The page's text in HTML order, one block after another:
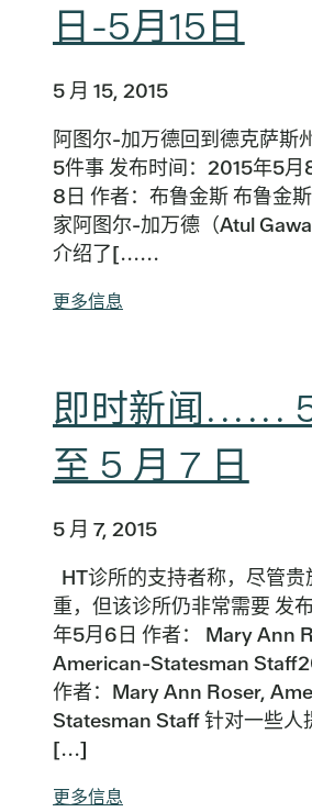
日-5月15日
5 月 15, 2015
阿图尔-加万德回到德克萨斯
5件事 发布时间：2015年5月
8日 作者：布鲁金斯 布鲁金
家阿图尔-加万德（Atul
介绍了[......
更多信息
即时新闻......
至 5 月 7 日
5 月 7, 2015
HT诊所的支持者称，尽管贵
重，但该诊所仍非常需要 发
年5月6日 作者： Mary Ann
American-Statesman
作者：Mary Ann Roser,
Statesman Staff 针对一些人
[...]
更多信息